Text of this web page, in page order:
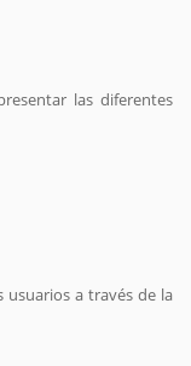
las diferentes
usuarios a través de la